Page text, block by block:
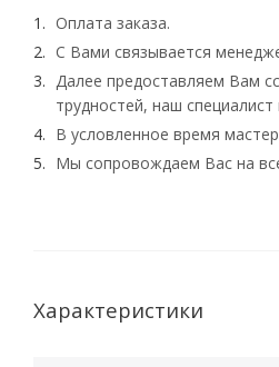
Оплата заказа.
С Вами связывается
Далее предоставляем Вам
трудностей, наш
В условленное время
Мы сопровождаем Вас на
Характеристики